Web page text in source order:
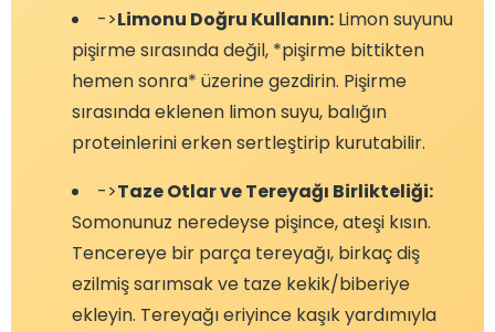
->Limonu Doğru Kullanın: Limon suyunu
pişirme sırasında değil, *pişirme bittikten
hemen sonra* üzerine gezdirin. Pişirme
sırasında eklenen limon suyu, balığın
proteinlerini erken sertleştirip kurutabilir.
->Taze Otlar ve Tereyağı Birlikteliği:
Somonunuz neredeyse pişince, ateşi kısın.
Tencereye bir parça tereyağı, birkaç diş
ezilmiş sarımsak ve taze kekik/biberiye
ekleyin. Tereyağı eriyince kaşık yardımıyla